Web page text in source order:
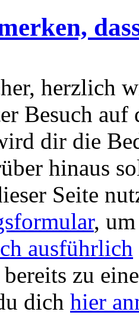
herzlich
Besuch
dir die
hinaus
Seite
,
ausführlich
zu
dich hier